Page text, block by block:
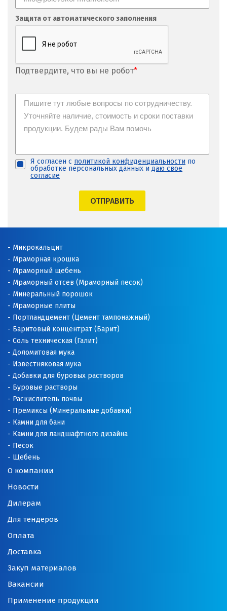
Защита от автоматического заполнения
Подтвердите, что вы не робот*
Я согласен с политикой конфиденциальности по
обработке персональных данных и даю свое
согласие
ОТПРАВИТЬ
О компании
Новости
Дилерам
Для тендеров
Оплата
Доставка
Закуп материалов
Вакансии
Применение продукции
Микрокальцит
Мраморная крошка
Мраморный щебень
Мраморный отсев (Мраморный песок)
Минеральный порошок
Мраморные плиты
Портландцемент (Цемент тампонажный)
Баритовый концентрат (Барит)
Соль техническая (Галит)
Доломитовая мука
Известняковая мука
Добавки для буровых растворов
Буровые растворы
Раскислитель почвы
Премиксы (Минеральные добавки)
Камни для бани
Камни для ландшафтного дизайна
Песок
Щебень